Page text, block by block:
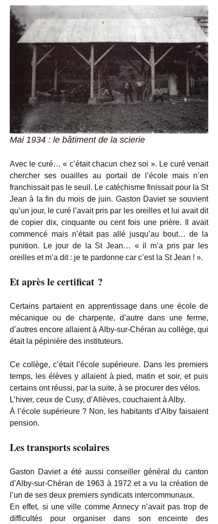
Mai 1934 : le bâtiment de la scierie
Avec le curé… « c’était chacun chez soi ». Le curé venait
chercher ses ouailles au portail de l’école mais n’en
franchissait pas le seuil. Le catéchisme finissait pour la St
Jean à la fin du mois de juin. Gaston Daviet se souvient
qu’un jour, le curé l’avait pris par les oreilles et lui avait dit
de copier dix, cinquante ou cent fois une prière. Il avait
commencé mais n’était pas allé jusqu’au bout… de la
punition. Le jour de la St Jean… « il m’a pris par les
oreilles et m’a dit : je te pardonne car c’est la St Jean ! ».
Et après le certificat ?
Certains partaient en apprentissage dans une école de
mécanique ou de charpente, d’autre dans une ferme,
d’autres encore allaient à Alby-sur-Chéran au collège, qui
était la pépinière des instituteurs.
Ce collège, c’était l’école supérieure. Dans les premiers
temps, les élèves y allaient à pied, matin et soir, et puis
certains ont réussi, par la suite, à se procurer des vélos.
L’hiver, ceux de Cusy, d’Allèves, couchaient à Alby.
À l’école supérieure ? Non, les habitants d’Alby faisaient
pension.
Les transports scolaires
Gaston Daviet a été aussi conseiller général du canton
d’Alby-sur-Chéran de 1963 à 1972 et a vu la création de
l’un de ses deux premiers syndicats intercommunaux.
En effet, si une ville comme Annecy n’avait pas trop de
difficultés pour organiser dans son enceinte des